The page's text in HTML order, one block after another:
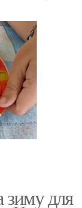
зиму для